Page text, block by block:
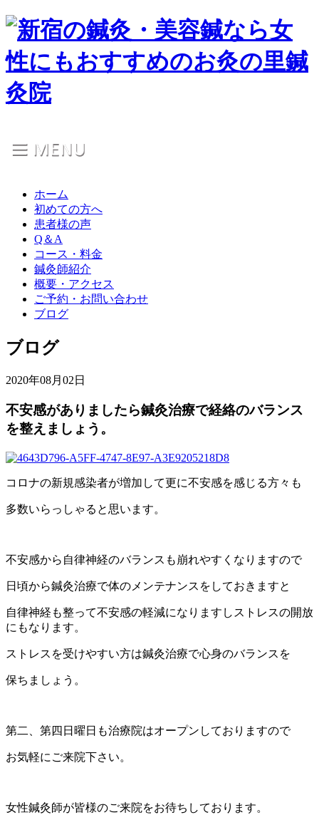
ホーム
初めての方へ
患者様の声
Q＆A
コース・料金
鍼灸師紹介
概要・アクセス
ご予約・お問い合わせ
ブログ
ブログ
2020年08月02日
不安感がありましたら鍼灸治療で経絡のバランス
を整えましょう。
コロナの新規感染者が増加して更に不安感を感じる方々も
多数いらっしゃると思います。
不安感から自律神経のバランスも崩れやすくなりますので
日頃から鍼灸治療で体のメンテナンスをしておきますと
自律神経も整って不安感の軽減になりますしストレスの開放
にもなります。
ストレスを受けやすい方は鍼灸治療で心身のバランスを
保ちましょう。
第二、第四日曜日も治療院はオープンしておりますので
お気軽にご来院下さい。
女性鍼灸師が皆様のご来院をお待ちしております。